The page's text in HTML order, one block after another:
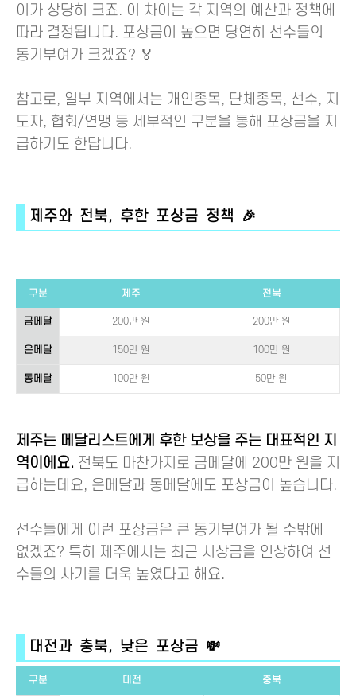
이가 상당히 크죠. 이 차이는 각 지역의 예산과 정책에
따라 결정됩니다. 포상금이 높으면 당연히 선수들의
동기부여가 크겠죠? 🏅
참고로, 일부 지역에서는 개인종목, 단체종목, 선수, 지
도자, 협회/연맹 등 세부적인 구분을 통해 포상금을 지
급하기도 한답니다.
제주와 전북, 후한 포상금 정책 🎉
구분 제주 전북
금메달 200만 원 200만 원
은메달 150만 원 100만 원
동메달 100만 원 50만 원
제주는 메달리스트에게 후한 보상을 주는 대표적인 지
역이에요. 전북도 마찬가지로 금메달에 200만 원을 지
급하는데요, 은메달과 동메달에도 포상금이 높습니다.
선수들에게 이런 포상금은 큰 동기부여가 될 수밖에
없겠죠? 특히 제주에서는 최근 시상금을 인상하여 선
수들의 사기를 더욱 높였다고 해요.
대전과 충북, 낮은 포상금 💸
구분 대전 충북